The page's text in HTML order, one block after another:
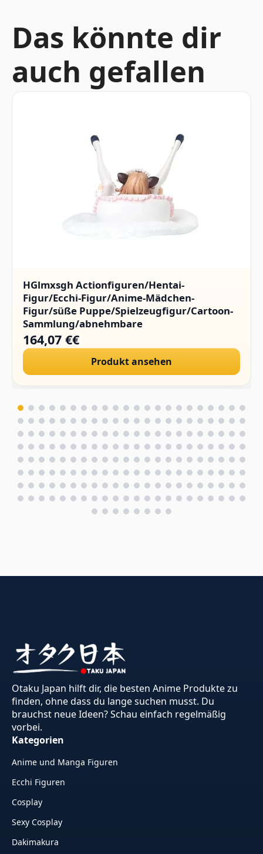
Das könnte dir
auch gefallen
HGlmxsgh Actionfiguren/Hentai-
Figur/Ecchi-Figur/Anime-Mädchen-
Figur/süße Puppe/Spielzeugfigur/Cartoon-
Sammlung/abnehmbare
Kleidung/Sammlerstücke/PVC/1/4.(Hard
Chest)
164,07 €€
Produkt ansehen
Otaku Japan hilft dir, die besten Anime Produkte zu
finden, ohne dass du lange suchen musst. Du
brauchst neue Ideen? Schau einfach regelmäßig
vorbei.
Kategorien
Anime und Manga Figuren
Ecchi Figuren
Cosplay
Sexy Cosplay
Dakimakura